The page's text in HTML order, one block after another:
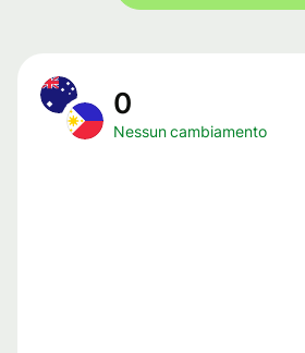
0
Nessun cambiamento